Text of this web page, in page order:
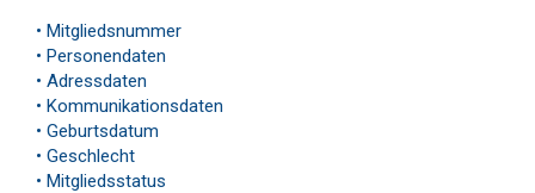
• Mitgliedsnummer
• Personendaten
• Adressdaten
• Kommunikationsdaten
• Geburtsdatum
• Geschlecht
• Mitgliedsstatus